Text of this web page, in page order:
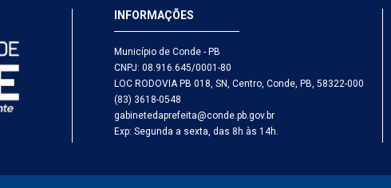
INFORMAÇÕES
Município de Conde - PB
CNPJ: 08.916.645/0001-80
LOC RODOVIA PB 018, SN, Centro, Conde, PB, 58322-000
(83) 3618-0548
gabinetedaprefeita@conde.pb.gov.br
Exp: Segunda a sexta, das 8h às 14h.